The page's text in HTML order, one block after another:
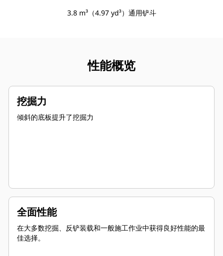
3.8 m³（4.97 yd³）通用铲斗
性能概览
挖掘力
倾斜的底板提升了挖掘力
全面性能
在大多数挖掘、反铲装载和一般施工作业中获得良好性能的最
佳选择。